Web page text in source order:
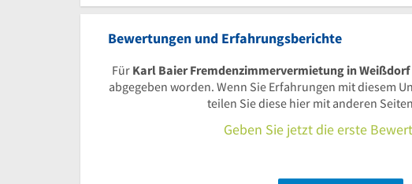
Bewertungen und Erfahrungsberichte
Für Karl Baier Fremdenzimmervermietung in Weißdorf
abgegeben worden. Wenn Sie Erfahrungen mit diesem
teilen Sie diese hier mit anderen
Geben Sie jetzt die erste